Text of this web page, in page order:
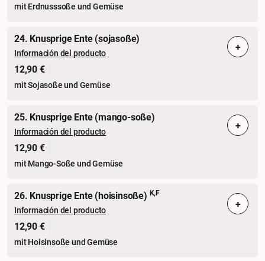
mit Erdnusssoße und Gemüse
24. Knusprige Ente (sojasoße)
Información del producto
12,90 €
mit Sojasoße und Gemüse
+
25. Knusprige Ente (mango-soße)
Información del producto
12,90 €
mit Mango-Soße und Gemüse
+
26. Knusprige Ente (hoisinsoße) K,F
Información del producto
12,90 €
mit Hoisinsoße und Gemüse
+